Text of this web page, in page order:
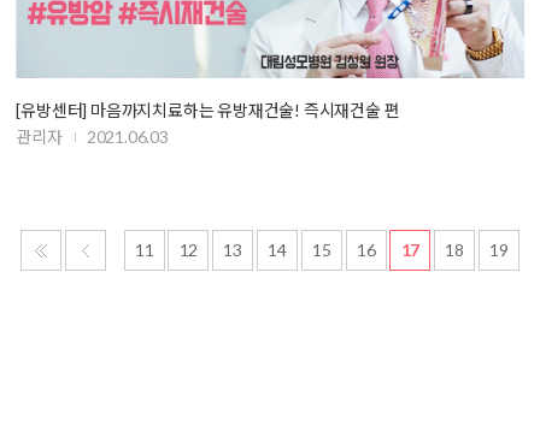
[유방센터] 마음까지치료하는 유방재건술! 즉시재건술 편
관리자
2021.06.03
11 12 13 14 15 16 17 18 19